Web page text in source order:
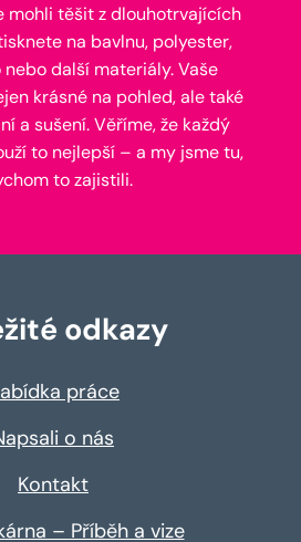
mohli těšit z dlouhotrvajících
na bavlnu, polyester,
nebo další materiály. Vaše
krásné na pohled, ale také
a sušení. Věříme, že každý
to nejlepší – a my jsme tu,
to zajistili.
odkazy
práce
o nás
Kontakt
– Příběh a vize